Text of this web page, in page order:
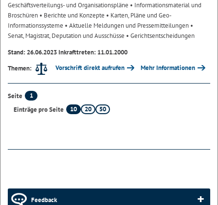
Geschäftsverteilungs- und Organisationspläne • Informationsmaterial und
Broschüren • Berichte und Konzepte • Karten, Pläne und Geo-
Informationssysteme • Aktuelle Meldungen und Pressemitteilungen •
Senat, Magistrat, Deputation und Ausschüsse • Gerichtsentscheidungen
Stand: 26.06.2023 Inkrafttreten: 11.01.2000
Themen:
Vorschrift direkt aufrufen Mehr Informationen
Seite
1
Einträge pro Seite
10 20 50
Feedback